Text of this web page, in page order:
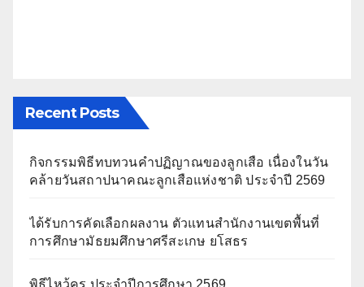
Recent Posts
กิจกรรมพิธีทบทวนคำปฏิญาณของลูกเสือ เนื่องในวัน
คล้ายวันสถาปนาคณะลูกเสือแห่งชาติ ประจำปี 2569
ได้รับการคัดเลือกผลงาน ตัวแทนสำนักงานเขตพื้นที่
การศึกษามัธยมศึกษาศรีสะเกษ ยโสธร